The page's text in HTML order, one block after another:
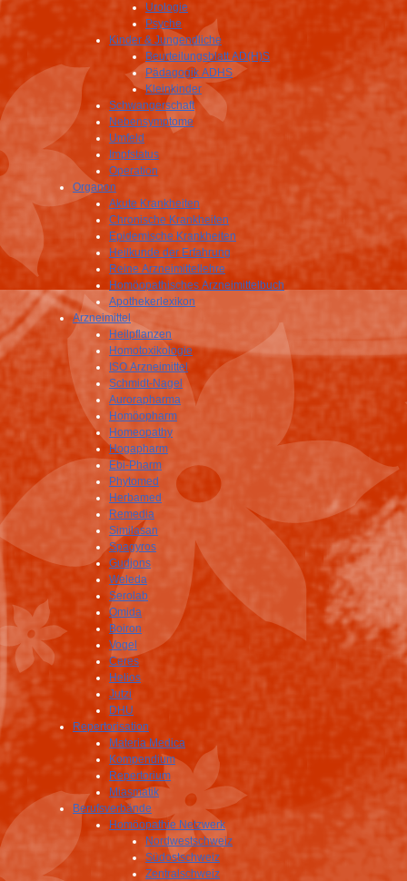
Urologie
Psyche
Kinder & Jungendliche
Beurteilungsblatt AD(H)S
Pädagogik ADHS
Kleinkinder
Schwangerschaft
Nebensymptome
Umfeld
Impfstatus
Operation
Organon
Akute Krankheiten
Chronische Krankheiten
Epidemische Krankheiten
Heilkunde der Erfahrung
Reine Arzneimittellehre
Homöopathisches Arzneimittelbuch
Apothekerlexikon
Arzneimittel
Heilpflanzen
Homotoxikologie
ISO Arzneimittel
Schmidt-Nagel
Aurorapharma
Homöopharm
Homeopathy
Hogapharm
Ebi-Pharm
Phytomed
Herbamed
Remedia
Similasan
Spagyros
Gudjons
Weleda
Serolab
Omida
Boiron
Vogel
Ceres
Helios
Jutzi
DHU
Repertorisation
Materia Medica
Kompendium
Repertorium
Miasmatik
Berufsverbände
Homöopathie Netzwerk
Nordwestschweiz
Südostschweiz
Zentralschweiz